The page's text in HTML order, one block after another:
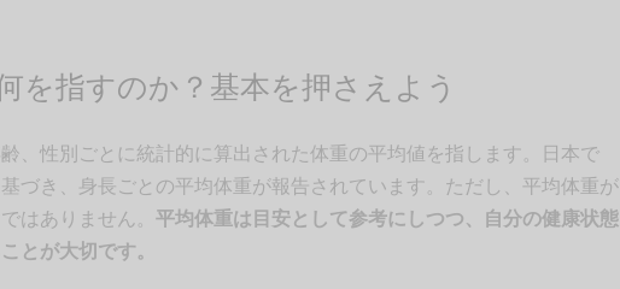
を指すのか？基本を押さえよう
、性別ごとに統計的に算出された体重の平均値を指します。日本で
づき、身長ごとの平均体重が報告されています。ただし、平均体重が
はありません。 平均体重は目安として参考にしつつ、自分の健康状態
とが大切です。